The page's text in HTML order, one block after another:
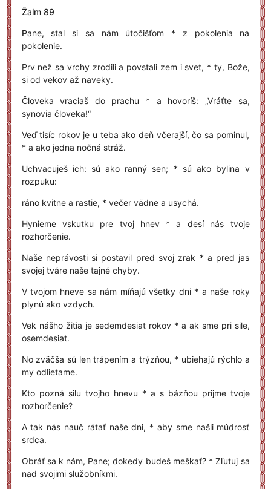
Žalm 89
Pane, stal si sa nám útočišťom * z pokolenia na
pokolenie.
Prv než sa vrchy zrodili a povstali zem i svet, * ty, Bože,
si od vekov až naveky.
Človeka vraciaš do prachu * a hovoríš: „Vráťte sa,
synovia človeka!“
Veď tisíc rokov je u teba ako deň včerajší, čo sa pominul,
* a ako jedna nočná stráž.
Uchvacuješ ich: sú ako ranný sen; * sú ako bylina v
rozpuku:
ráno kvitne a rastie, * večer vädne a usychá.
Hynieme vskutku pre tvoj hnev * a desí nás tvoje
rozhorčenie.
Naše neprávosti si postavil pred svoj zrak * a pred jas
svojej tváre naše tajné chyby.
V tvojom hneve sa nám míňajú všetky dni * a naše roky
plynú ako vzdych.
Vek nášho žitia je sedemdesiat rokov * a ak sme pri sile,
osemdesiat.
No zväčša sú len trápením a trýzňou, * ubiehajú rýchlo a
my odlietame.
Kto pozná silu tvojho hnevu * a s bázňou prijme tvoje
rozhorčenie?
A tak nás nauč rátať naše dni, * aby sme našli múdrosť
srdca.
Obráť sa k nám, Pane; dokedy budeš meškať? * Zľutuj sa
nad svojimi služobníkmi.